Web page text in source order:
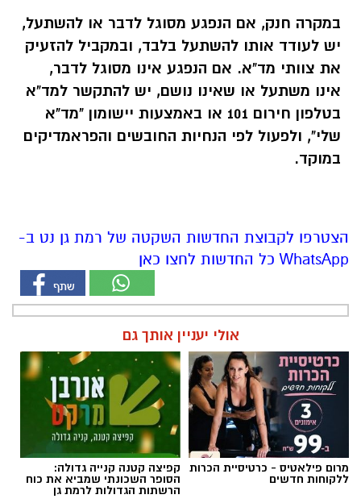
במקרה חנק, אם הנפגע מסוגל לדבר או להשתעל,
יש לעודד אותו להשתעל בלבד, ובמקביל להזעיק
את צוותי מד"א. אם הנפגע אינו מסוגל לדבר,
אינו משתעל או שאינו נושם, יש להתקשר למד"א
בטלפון חירום 101 או באמצעות יישומון "מד"א
שלי", ולפעול לפי הנחיות החובשים והפראמדיקים
במוקד.
הצטרפו לקבוצת החדשות השקטה של רמת גן נט ב-
WhatsApp כל החדשות לחצו כאן
אולי יעניין אותך גם
מרום פילאטיס - כרטיסיית הכרות
ללקוחות חדשים
קפיצה קטנה קנייה גדולה:
הסופר השכונתי שמביא את כוח
הרשתות הגדולות לרמת גן